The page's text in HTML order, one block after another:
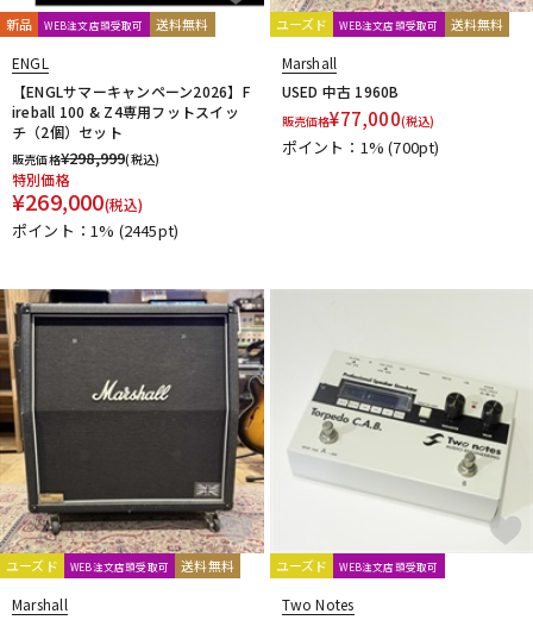
新品 WEB注文店頭受取可 送料無料
ENGL
【ENGLサマーキャンペーン2026】F
ireball 100 & Z4専用フットスイッ
チ（2個）セット
販売価格¥298,999(税込)
特別価格
¥269,000(税込)
ポイント：1% (2445pt)
ユーズド WEB注文店頭受取可 送料無料
Marshall
USED 中古 1960B
販売価格¥77,000(税込)
ポイント：1%(700pt)
ユーズド WEB注文店頭受取可 送料無料
Marshall
ユーズド WEB注文店頭受取可
Two Notes